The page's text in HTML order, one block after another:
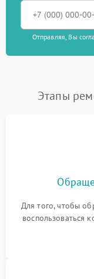
Отправляя, Вы
Этапы
Для того, чтобы
воспользоваться
или